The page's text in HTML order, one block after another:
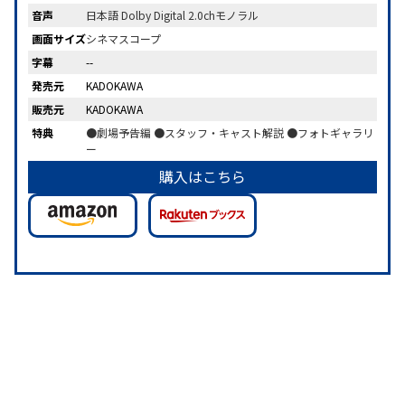
音声
日本語 Dolby Digital 2.0chモノラル
画面サイズシネマスコープ
字幕
--
発売元
KADOKAWA
販売元
KADOKAWA
特典
●劇場予告編 ●スタッフ・キャスト解説 ●フォトギャラリ
ー
購入はこちら